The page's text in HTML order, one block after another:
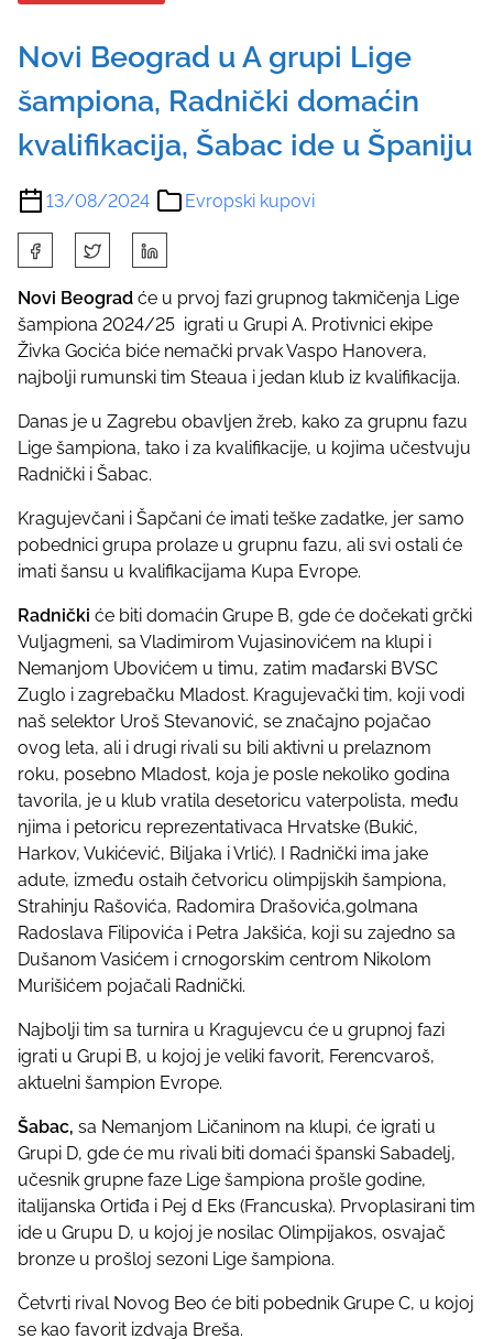
Novi Beograd u A grupi Lige
šampiona, Radnički domaćin
kvalifikacija, Šabac ide u Španiju
13/08/2024 Evropski kupovi
h
a
r
e
t
i
s
p
o
t
n
:
Novi Beograd će u prvoj fazi grupnog takmičenja Lige
šampiona 2024/25 igrati u Grupi A. Protivnici ekipe
Živka Gocića biće nemački prvak Vaspo Hanovera,
najbolji rumunski tim Steaua i jedan klub iz kvalifikacija.
Danas je u Zagrebu obavljen žreb, kako za grupnu fazu
Lige šampiona, tako i za kvalifikacije, u kojima učestvuju
Radnički i Šabac.
Kragujevčani i Šapčani će imati teške zadatke, jer samo
pobednici grupa prolaze u grupnu fazu, ali svi ostali će
imati šansu u kvalifikacijama Kupa Evrope.
Radnički će biti domaćin Grupe B, gde će dočekati grčki
Vuljagmeni, sa Vladimirom Vujasinovićem na klupi i
Nemanjom Ubovićem u timu, zatim mađarski BVSC
Zuglo i zagrebačku Mladost. Kragujevački tim, koji vodi
naš selektor Uroš Stevanović, se značajno pojačao
ovog leta, ali i drugi rivali su bili aktivni u prelaznom
roku, posebno Mladost, koja je posle nekoliko godina
tavorila, je u klub vratila desetoricu vaterpolista, među
njima i petoricu reprezentativaca Hrvatske (Bukić,
Harkov, Vukićević, Biljaka i Vrlić). I Radnički ima jake
adute, između ostaih četvoricu olimpijskih šampiona,
Strahinju Rašovića, Radomira Drašovića,golmana
Radoslava Filipovića i Petra Jakšića, koji su zajedno sa
Dušanom Vasićem i crnogorskim centrom Nikolom
Murišićem pojačali Radnički.
Najbolji tim sa turnira u Kragujevcu će u grupnoj fazi
igrati u Grupi B, u kojoj je veliki favorit, Ferencvaroš,
aktuelni šampion Evrope.
Šabac, sa Nemanjom Ličaninom na klupi, će igrati u
Grupi D, gde će mu rivali biti domaći španski Sabadelj,
učesnik grupne faze Lige šampiona prošle godine,
italijanska Ortiđa i Pej d Eks (Francuska). Prvoplasirani tim
ide u Grupu D, u kojoj je nosilac Olimpijakos, osvajač
bronze u prošloj sezoni Lige šampiona.
Četvrti rival Novog Beo će biti pobednik Grupe C, u kojoj
se kao favorit izdvaja Breša.